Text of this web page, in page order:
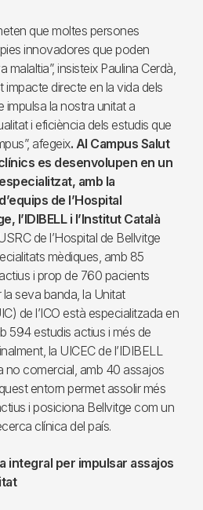
que moltes persones
innovadores que poden
malaltia”, insisteix Paulina Cerdà,
impacte directe en la vida dels
la nostra unitat a
i eficiència dels estudis que
afegeix. Al Campus Salut
es desenvolupen en un
amb la
de l’Hospital
l’IDIBELL i l’Institut Català
de l’Hospital de Bellvitge
mèdiques, amb 85
i prop de 760 pacients
seva banda, la Unitat
de l’ICO està especialitzada en
594 estudis actius i més de
la UICEC de l’IDIBELL
no comercial, amb 40 assajos
entorn permet assolir més
i posiciona Bellvitge com un
clínica del país.
integral per impulsar assajos